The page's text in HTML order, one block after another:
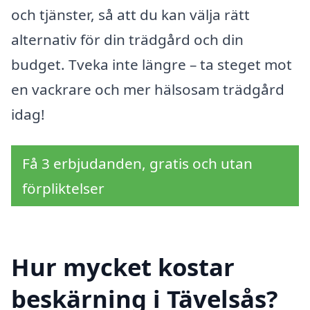
och tjänster, så att du kan välja rätt
alternativ för din trädgård och din
budget. Tveka inte längre – ta steget mot
en vackrare och mer hälsosam trädgård
idag!
Få 3 erbjudanden, gratis och utan
förpliktelser
Hur mycket kostar
beskärning i Tävelsås?